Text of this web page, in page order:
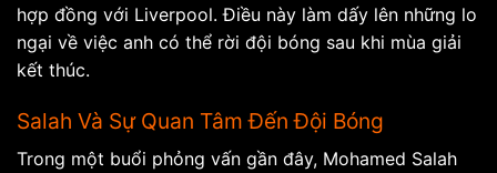
hợp đồng với Liverpool. Điều này làm dấy lên những lo
ngại về việc anh có thể rời đội bóng sau khi mùa giải
kết thúc.
Salah Và Sự Quan Tâm Đến Đội Bóng
Trong một buổi phỏng vấn gần đây, Mohamed Salah